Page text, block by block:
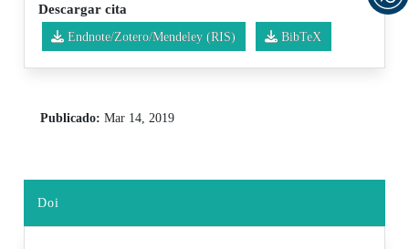
Descargar cita
Endnote/Zotero/Mendeley (RIS) BibTeX
Publicado: Mar 14, 2019
Doi